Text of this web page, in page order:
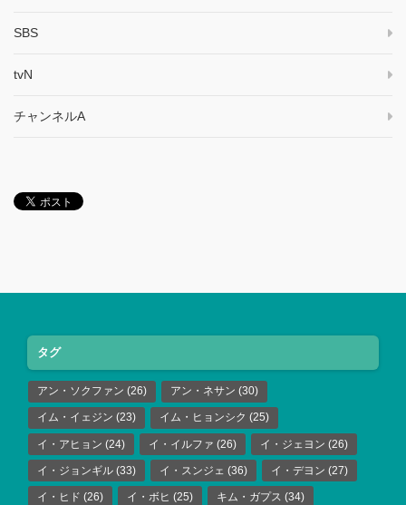
SBS
tvN
チャンネルA
タグ
アン・ソクファン (26) アン・ネサン (30)
イム・イェジン (23) イム・ヒョンシク (25)
イ・アヒョン (24) イ・イルファ (26) イ・ジェヨン (26)
イ・ジョンギル (33) イ・スンジェ (36) イ・デヨン (27)
イ・ヒド (26) イ・ボヒ (25) キム・ガプス (34)